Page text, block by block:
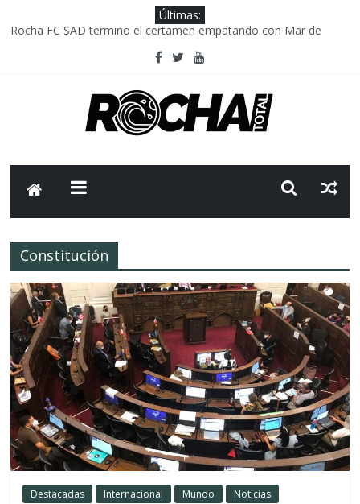
Últimas:
Rocha FC SAD termino el certamen empatando con Mar de
Delegación parlamentaria uruguaya llega a Israel; el Frente
Caso Charles Carrera: la causa que sobrevivió al paso del tiempo
Criminalidad en Uruguay: menos delitos,los homicidios son lo
Constitución
Destacadas Internacional Mundo Noticias